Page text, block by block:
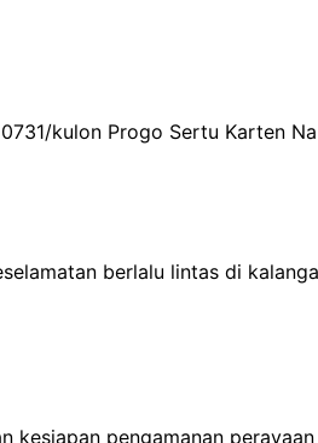
kulon Progo Sertu Karten
berlalu lintas di
pengamanan